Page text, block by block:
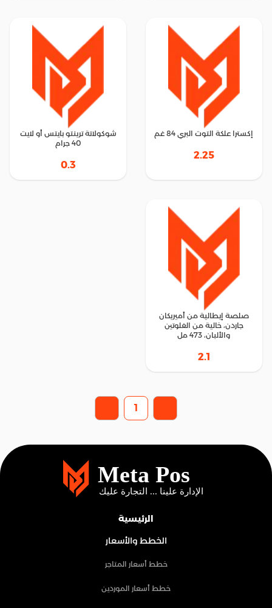
إكسترا علكة التوت البري 84 غم
2.25
شوكولاتة ترينتو بايتس أو لايت
40 جرام
0.3
صلصة إيطالية من أميريكان
جاردن، خالية من الغلوتين
والألبان، 473 مل
2.1
1
الرئيسية
الخطط والأسعار
خطط أسعار المتاجر
خطط أسعار الموردين